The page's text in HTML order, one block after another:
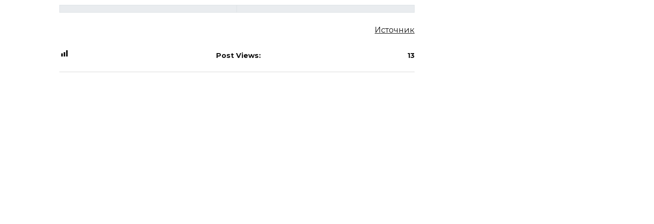
Источник
Post Views: 13